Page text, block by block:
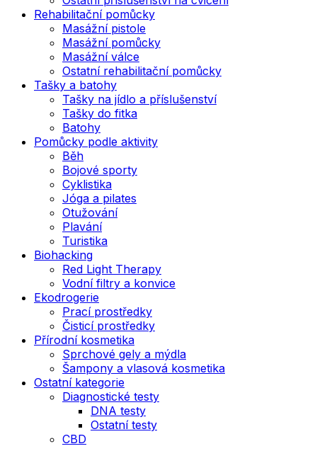
Rehabilitační pomůcky
Masážní pistole
Masážní pomůcky
Masážní válce
Ostatní rehabilitační pomůcky
Tašky a batohy
Tašky na jídlo a příslušenství
Tašky do fitka
Batohy
Pomůcky podle aktivity
Běh
Bojové sporty
Cyklistika
Jóga a pilates
Otužování
Plavání
Turistika
Biohacking
Red Light Therapy
Vodní filtry a konvice
Ekodrogerie
Prací prostředky
Čisticí prostředky
Přírodní kosmetika
Sprchové gely a mýdla
Šampony a vlasová kosmetika
Ostatní kategorie
Diagnostické testy
DNA testy
Ostatní testy
CBD